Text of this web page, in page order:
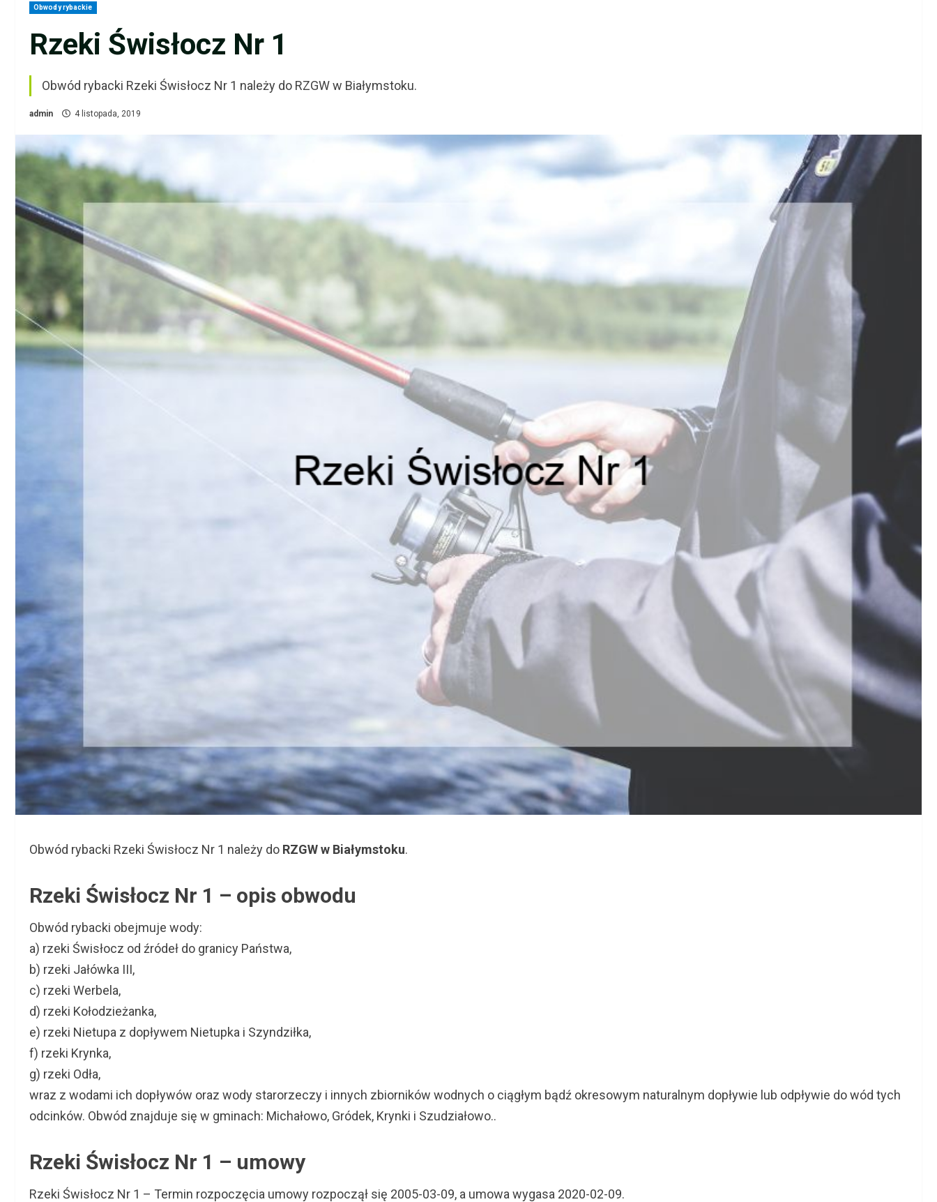
Obwody rybackie
Rzeki Świsłocz Nr 1
Obwód rybacki Rzeki Świsłocz Nr 1 należy do RZGW w Białymstoku.
admin 4 listopada, 2019
Obwód rybacki Rzeki Świsłocz Nr 1 należy do RZGW w Białymstoku.
Rzeki Świsłocz Nr 1 – opis obwodu
Obwód rybacki obejmuje wody:
a) rzeki Świsłocz od źródeł do granicy Państwa,
b) rzeki Jałówka III,
c) rzeki Werbela,
d) rzeki Kołodzieżanka,
e) rzeki Nietupa z dopływem Nietupka i Szyndziłka,
f) rzeki Krynka,
g) rzeki Odła,
wraz z wodami ich dopływów oraz wody starorzeczy i innych zbiorników wodnych o ciągłym bądź okresowym naturalnym dopływie lub odpływie do wód tych
odcinków. Obwód znajduje się w gminach: Michałowo, Gródek, Krynki i Szudziałowo..
Rzeki Świsłocz Nr 1 – umowy
Rzeki Świsłocz Nr 1 – Termin rozpoczęcia umowy rozpoczął się 2005-03-09, a umowa wygasa 2020-02-09.